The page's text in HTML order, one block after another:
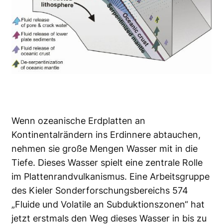
Wenn ozeanische Erdplatten an
Kontinentalrändern ins Erdinnere abtauchen,
nehmen sie große Mengen Wasser mit in die
Tiefe. Dieses Wasser spielt eine zentrale Rolle
im Plattenrandvulkanismus. Eine Arbeitsgruppe
des Kieler Sonderforschungsbereichs 574
„Fluide und Volatile an Subduktionszonen“ hat
jetzt erstmals den Weg dieses Wasser in bis zu